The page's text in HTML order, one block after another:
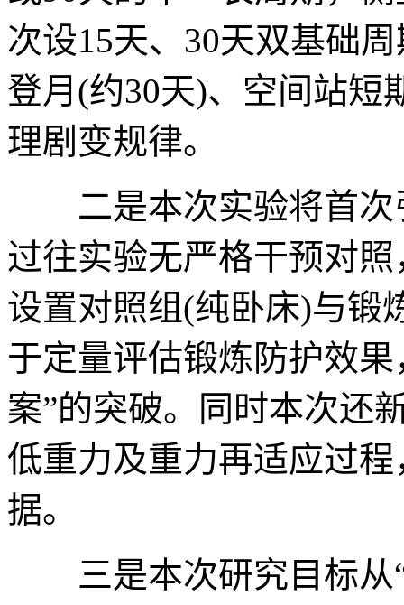
次设15天、30天双基础
登月(约30天)、空间站短
理剧变规律。
二是本次实验将首次
过往实验无严格干预对
设置对照组(纯卧床)与锻
于定量评估锻炼防护效
案”的突破。同时本次还
低重力及重力再适应过
据。
三是本次研究目标从“